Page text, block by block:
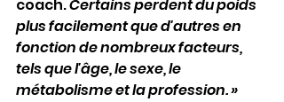
coach. Certains perdent du poids
plus facilement que d'autres en
fonction de nombreux facteurs,
tels que l'âge, le sexe, le
métabolisme et la profession. »